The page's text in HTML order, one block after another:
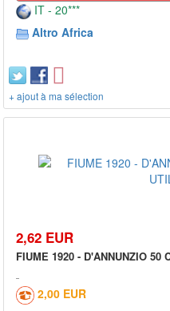
IT - 20***
Altro Africa
+ ajout à ma sélection
2,62 EUR
FIUME 1920 - D'ANNUNZIO 50
2,00 EUR